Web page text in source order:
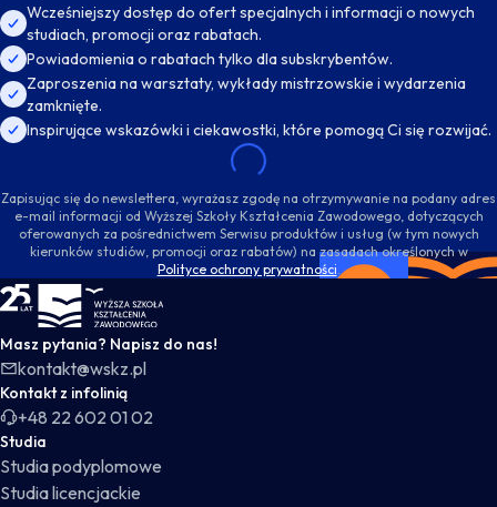
Wcześniejszy dostęp do ofert specjalnych i informacji o nowych
studiach, promocji oraz rabatach.
Powiadomienia o rabatach tylko dla subskrybentów.
Zaproszenia na warsztaty, wykłady mistrzowskie i wydarzenia
zamknięte.
Inspirujące wskazówki i ciekawostki, które pomogą Ci się rozwijać.
Zapisując się do newslettera, wyrażasz zgodę na otrzymywanie na podany adres
e-mail informacji od Wyższej Szkoły Kształcenia Zawodowego, dotyczących
oferowanych za pośrednictwem Serwisu produktów i usług (w tym nowych
kierunków studiów, promocji oraz rabatów) na zasadach określonych w
Polityce ochrony prywatności.
WSKZ - strona główna
Masz pytania? Napisz do nas!
kontakt@wskz.pl
Kontakt z infolinią
+48 22 602 01 02
Studia
Studia podyplomowe
Studia licencjackie